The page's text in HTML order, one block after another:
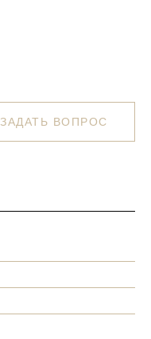
ЗАДАТЬ ВОПРОС